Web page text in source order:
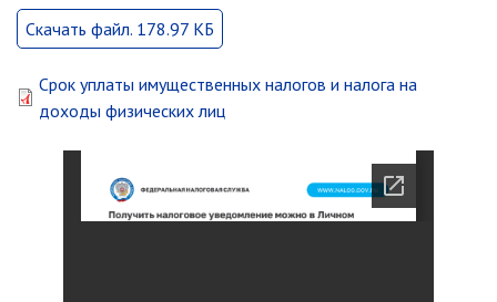
Скачать файл. 178.97 КБ
Срок уплаты имущественных налогов и налога на
доходы физических лиц